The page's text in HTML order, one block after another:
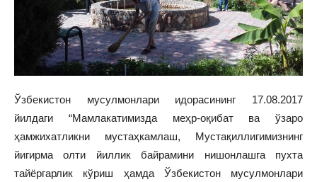
Ўзбекистон мусулмонлари идорасининг 17.08.2017
йилдаги “Мамлакатимизда меҳр-оқибат ва ўзаро
ҳамжихатликни мустаҳкамлаш, Мустақиллигимизнинг
йигирма олти йиллик байрамини нишонлашга пухта
тайёргарлик кўриш ҳамда Ўзбекистон мусулмонлари